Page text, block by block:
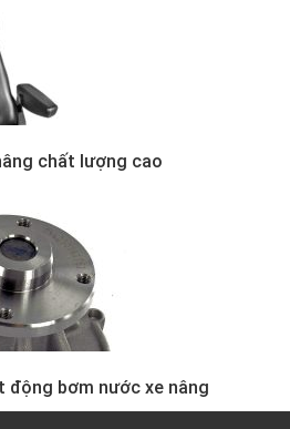
chất lượng cao
động bơm nước xe nâng